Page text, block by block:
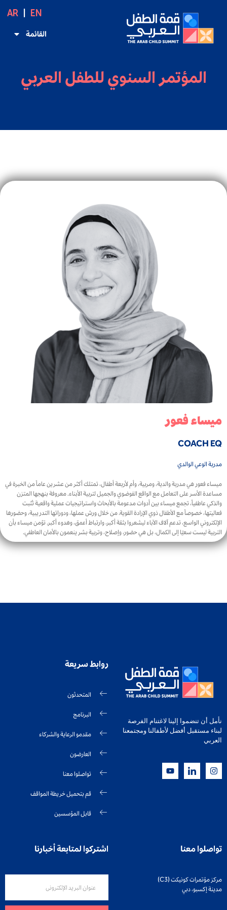
القائمة
EN
AR
المؤتمر السنوي للطفل العربي
ميساء فعور
COACH EQ
مدربة الوعي الوالدي
ميساء فعور هي مدربة والدية، ومربية، وأم لأربعة أطفال، تمتلك أكثر من عشرين عاماً من الخبرة في
مساعدة الأسر على التعامل مع الواقع الفوضوي والجميل لتربية الأبناء. معروفة بنهجها المتزن
والذكي عاطفياً، تجمع ميساء بين أدوات مدعومة بالأبحاث واستراتيجيات عملية واقعية تُثبت
فعاليتها، خصوصاً مع الأطفال ذوي الإرادة القوية. من خلال ورش عملها، ودوراتها التدريبية، وحضورها
الإلكتروني الواسع، تدعم آلاف الآباء ليشعروا بثقة أكبر، وارتباط أعمق، وهدوء أكبر. تؤمن ميساء بأن
التربية ليست سعيًا إلى الكمال، بل هي حضور، وإصلاح، وتربية بشر ينعمون بالأمان العاطفي.
نأمل أن تنضموا إلينا لاغتنام الفرصة
لبناء مستقبل أفضل لأطفالنا ومجتمعنا
العربي
روابط سريعة
المتحدثون
البرنامج
مقدمو الرعاية والشركاء
العارضون
تواصلوا معنا
قم بتحميل خريطة المواقف
قابل المؤسسين
تواصلوا معنا
مركز مؤتمرات كونيكت (C3)
مدينة إكسبو، دبي
اشتركوا لمتابعة أخبارنا